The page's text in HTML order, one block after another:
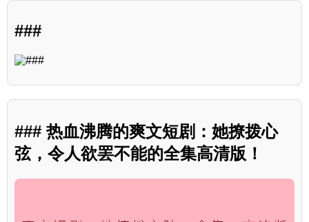
###
### 热血沸腾的爽文短剧：她撩拨心
弦，令人欲罢不能的全集高清版！